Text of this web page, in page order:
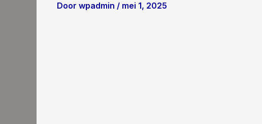
Door wpadmin / mei 1, 2025